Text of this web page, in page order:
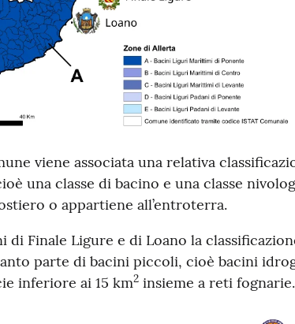
viene associata una relativa
una classe di bacino e una classe
o appartiene all’entroterra.
di Finale Ligure e di Loano la
parte di bacini piccoli, cioè bacini
inferiore ai 15 km2insieme a reti fognarie.